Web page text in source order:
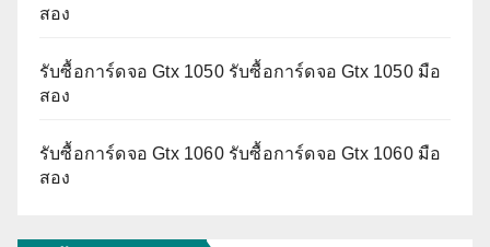
สอง
รับซื้อการ์ดจอ Gtx 1050 รับซื้อการ์ดจอ Gtx 1050 มือ
สอง
รับซื้อการ์ดจอ Gtx 1060 รับซื้อการ์ดจอ Gtx 1060 มือ
สอง